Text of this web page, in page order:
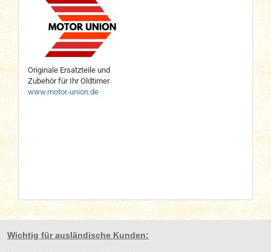
Originale Ersatzteile und
Zubehör für Ihr Oldtimer
www.motor-union.de
Wichtig für ausländische Kunden: